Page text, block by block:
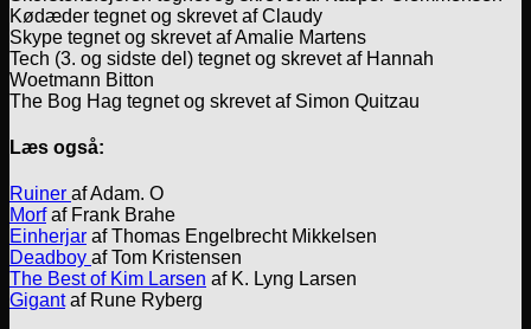
Kødæder tegnet og skrevet af Claudy
Skype tegnet og skrevet af Amalie Martens
Tech (3. og sidste del) tegnet og skrevet af Hannah
Woetmann Bitton
The Bog Hag tegnet og skrevet af Simon Quitzau
Læs også:
Ruiner af Adam. O
Morfaf Frank Brahe
Einherjar af Thomas Engelbrecht Mikkelsen
Deadboy af Tom Kristensen
The Best of Kim Larsen af K. Lyng Larsen
Gigantaf Rune Ryberg